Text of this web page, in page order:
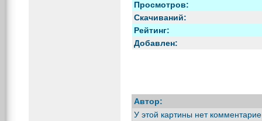
Просмотров:
Скачиваний:
Рейтинг:
Добавлен:
Автор:
У этой картины нет